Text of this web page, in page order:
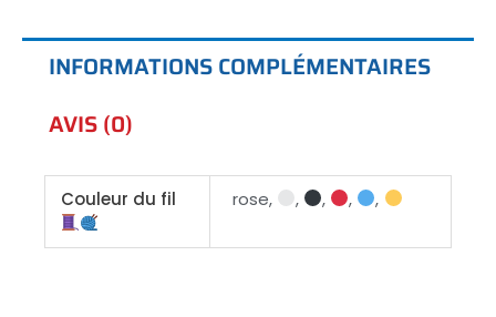
INFORMATIONS COMPLÉMENTAIRES
AVIS (0)
Couleur du fil rose, , , , ,